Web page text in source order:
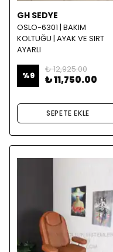
GH SEDYE
OSLO-6301 | BAKIM
KOLTUĞU | AYAK VE SIRT
AYARLI
%9
₺ 12,925.00
₺ 11,750.00
SEPETE EKLE